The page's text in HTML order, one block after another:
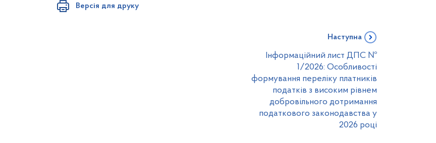
Версія для друку
Наступна
Інформаційний лист ДПС №
1/2026: Особливості
формування переліку платників
податків з високим рівнем
добровільного дотримання
податкового законодавства у
2026 році